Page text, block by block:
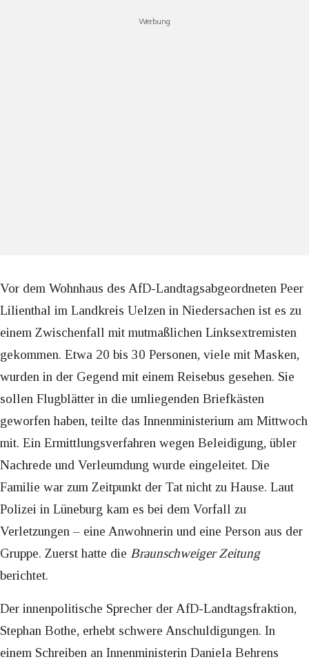
Werbung
Vor dem Wohnhaus des AfD-Landtagsabgeordneten Peer
Lilienthal im Landkreis Uelzen in Niedersachen ist es zu
einem Zwischenfall mit mutmaßlichen Linksextremisten
gekommen. Etwa 20 bis 30 Personen, viele mit Masken,
wurden in der Gegend mit einem Reisebus gesehen. Sie
sollen Flugblätter in die umliegenden Briefkästen
geworfen haben, teilte das Innenministerium am Mittwoch
mit. Ein Ermittlungsverfahren wegen Beleidigung, übler
Nachrede und Verleumdung wurde eingeleitet. Die
Familie war zum Zeitpunkt der Tat nicht zu Hause. Laut
Polizei in Lüneburg kam es bei dem Vorfall zu
Verletzungen – eine Anwohnerin und eine Person aus der
Gruppe. Zuerst hatte die Braunschweiger Zeitung
berichtet.
Der innenpolitische Sprecher der AfD-Landtagsfraktion,
Stephan Bothe, erhebt schwere Anschuldigungen. In
einem Schreiben an Innenministerin Daniela Behrens